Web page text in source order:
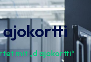
ajokortti
mit „d ajokortti“